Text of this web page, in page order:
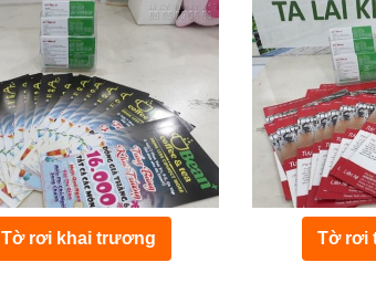
Tờ rơi khai trương Tờ rơi